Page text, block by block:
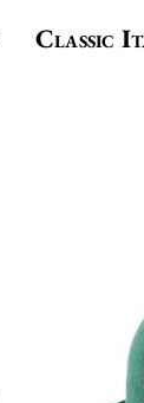
Classic